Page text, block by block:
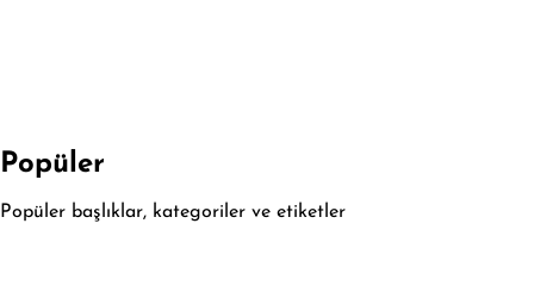
Popüler
Popüler başlıklar, kategoriler ve etiketler